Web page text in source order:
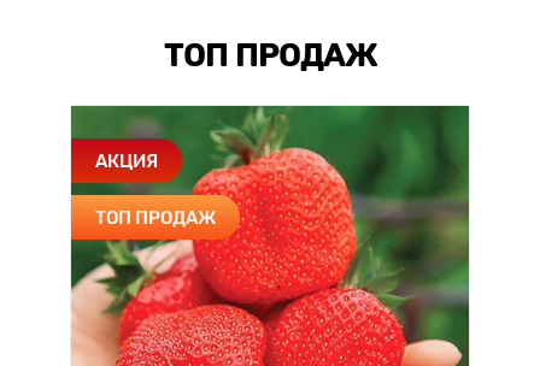
ТОП ПРОДАЖ
АКЦИЯ
ТОП ПРОДАЖ